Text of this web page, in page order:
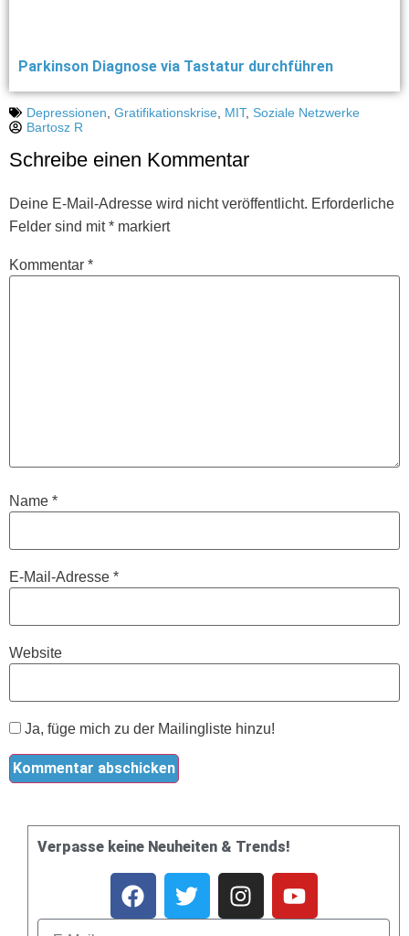
Parkinson Diagnose via Tastatur durchführen
Depressionen Gratifikationskrise MIT, Soziale Netzwerke
Bartosz R
Schreibe einen Kommentar
Deine E-Mail-Adresse wird nicht veröffentlicht. Erforderliche
Felder sind mit* markiert
Kommentar *
Name *
E-Mail-Adresse *
Website
Ja, füge mich zu der Mailingliste hinzu!
Verpasse keine Neuheiten & Trends!